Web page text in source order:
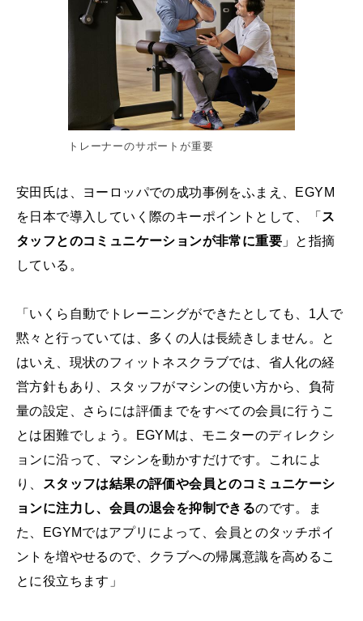
トレーナーのサポートが重要
安田氏は、ヨーロッパでの成功事例をふまえ、EGYM
を日本で導入していく際のキーポイントとして、「 ス
タッフとのコミュニケーションが非常に重要 」と指摘
している。
「いくら自動でトレーニングができたとしても、1人で
黙々と行っていては、多くの人は長続きしません。と
はいえ、現状のフィットネスクラブでは、省人化の経
営方針もあり、スタッフがマシンの使い方から、負荷
量の設定、さらには評価までをすべての会員に行うこ
とは困難でしょう。EGYMは、モニターのディレクシ
ョンに沿って、マシンを動かすだけです。これによ
り、
スタッフは結果の評価や会員とのコミュニケーシ
ョンに注力し、会員の退会を抑制できるのです。ま
た、EGYMではアプリによって、会員とのタッチポイ
ントを増やせるので、クラブへの帰属意識を高めるこ
とに役立ちます」